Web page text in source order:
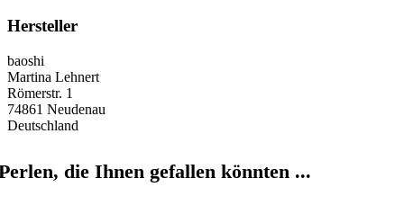
Hersteller
baoshi
Martina Lehnert
Römerstr. 1
74861 Neudenau
Deutschland
die Ihnen gefallen könnten ...